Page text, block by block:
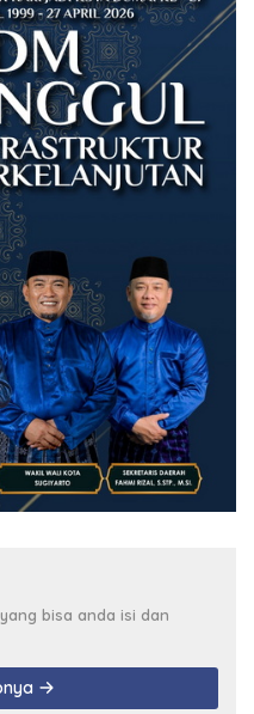
bisa anda isi dan